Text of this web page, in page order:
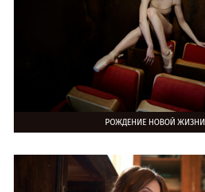
РОЖДЕНИЕ НОВОЙ ЖИЗНИ